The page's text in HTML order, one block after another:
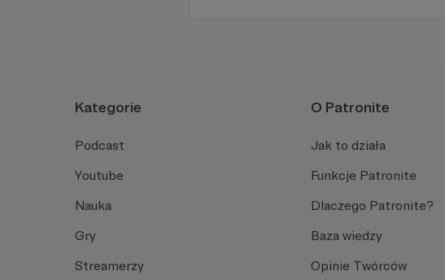
Kategorie
Podcast
Youtube
Nauka
Gry
Streamerzy
O Patronite
Jak to działa
Funkcje Patronite
Dlaczego Patronite?
Baza wiedzy
Opinie Twórców